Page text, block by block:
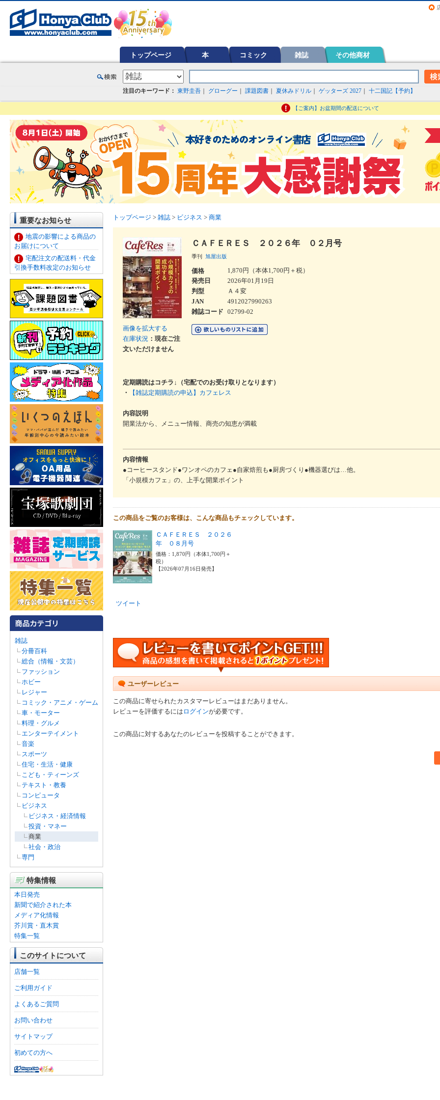
トップページ 本 コミック 雑誌 その他商材
注目のキーワード： 東野圭吾 グローグー 課題図書 夏休みドリル ゲッターズ 2027 十二国記【予約】
【ご案内】お盆期間の配送について
重要なお知らせ
地震の影響による商品の
お届けについて
宅配注文の配送料・代金
引換手数料改定のお知らせ
雑誌
分冊百科
総合（情報・文芸）
ファッション
ホビー
レジャー
コミック・アニメ・ゲーム
車・モーター
料理・グルメ
エンターテイメント
音楽
スポーツ
住宅・生活・健康
こども・ティーンズ
テキスト・教養
コンピュータ
ビジネス
ビジネス・経済情報
投資・マネー
商業
社会・政治
専門
特集情報
本日発売
新聞で紹介された本
メディア化情報
芥川賞・直木賞
特集一覧
このサイトについて
店舗一覧
ご利用ガイド
よくあるご質問
お問い合わせ
サイトマップ
初めての方へ
トップページ > 雑誌 > ビジネス > 商業
画像を拡大する
在庫状況 ：現在ご注
文いただけません
ＣＡＦＥＲＥＳ ２０２６年 ０２月号
季刊 旭屋出版
価格
1,870円（本体1,700円＋税）
発売日
2026年01月19日
判型
Ａ４変
JAN
4912027990263
雑誌コード
02799-02
定期購読はコチラ↓（宅配でのお受け取りとなります）
・
【雑誌定期購読の申込】カフェレス
内容説明
開業法から、メニュー情報、商売の知恵が満載
内容情報
●コーヒースタンド●ワンオペのカフェ●自家焙煎も●厨房づくり●機器選びは…他。
「小規模カフェ」の、上手な開業ポイント
この商品をご覧のお客様は、こんな商品もチェックしています。
ＣＡＦＥＲＥＳ ２０２６
年 ０８月号
価格：1,870円（本体1,700円＋
税）
【2026年07月16日発売】
ツイート
ユーザーレビュー
この商品に寄せられたカスタマーレビューはまだありません。
レビューを評価するには ログインが必要です。
この商品に対するあなたのレビューを投稿することができます。